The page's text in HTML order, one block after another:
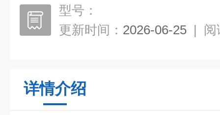
型号：
更新时间： 2026-06-25 | 阅
详情介绍